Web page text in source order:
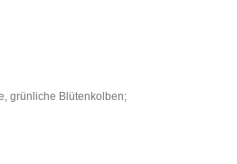
grünliche Blütenkolben;